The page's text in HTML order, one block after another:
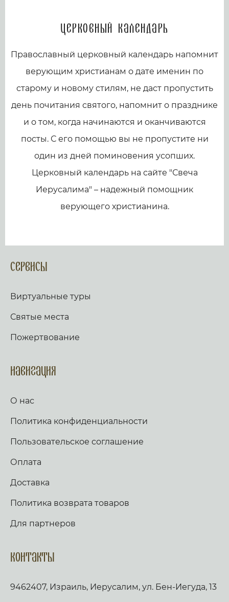
Церковный календарь
Православный церковный календарь напомнит
верующим христианам о дате именин по
старому и новому стилям, не даст пропустить
день почитания святого, напомнит о празднике
и о том, когда начинаются и оканчиваются
посты. С его помощью вы не пропустите ни
один из дней поминовения усопших.
Церковный календарь на сайте "Свеча
Иерусалима" – надежный помощник
верующего христианина.
Сервисы
Виртуальные туры
Святые места
Пожертвование
Навигация
О нас
Политика конфиденциальности
Пользовательское соглашение
Оплата
Доставка
Политика возврата товаров
Для партнеров
Контакты
9462407, Израиль, Иерусалим, ул. Бен-Иегуда, 13